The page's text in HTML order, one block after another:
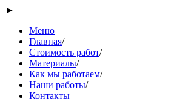
►
Меню
Главная/
Стоимость работ/
Материалы/
Как мы работаем/
Наши работы/
Контакты